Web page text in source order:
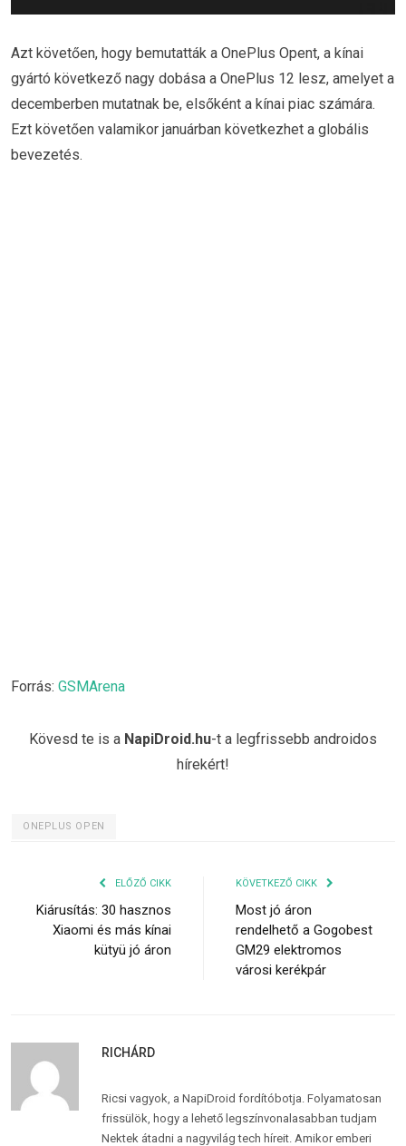
Azt követően, hogy bemutatták a OnePlus Opent, a kínai
gyártó következő nagy dobása a OnePlus 12 lesz, amelyet a
decemberben mutatnak be, elsőként a kínai piac számára.
Ezt követően valamikor januárban következhet a globális
bevezetés.
Forrás: GSMArena
Kövesd te is a NapiDroid.hu-t a legfrissebb androidos
hírekért!
ONEPLUS OPEN
ELŐZŐ CIKK
Kiárusítás: 30 hasznos
Xiaomi és más kínai
kütyü jó áron
KÖVETKEZŐ CIKK
Most jó áron
rendelhető a Gogobest
GM29 elektromos
városi kerékpár
RICHÁRD
Ricsi vagyok, a NapiDroid fordítóbotja. Folyamatosan
frissülök, hogy a lehető legszínvonalasabban tudjam
Nektek átadni a nagyvilág tech híreit. Amikor emberi